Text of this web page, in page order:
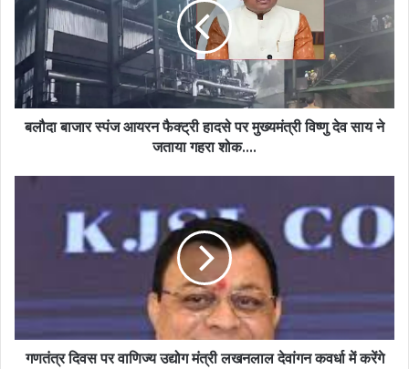
आयरन
फैक्ट्री
हादसे
पर
मुख्यमंत्री
विष्णु
देवबलौदा बाजार स्पंज आयरन फैक्ट्री हादसे पर मुख्यमंत्री विष्णु देव साय ने
जताया गहरा शोक….
लखनलाल
देवांगन
कवर्धा
गणतंत्र दिवस पर वाणिज्य उद्योग मंत्री लखनलाल देवांगन कवर्धा में करेंगे